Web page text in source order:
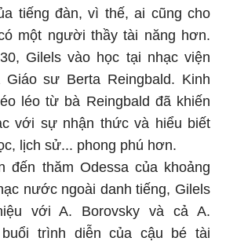
tiếng đàn, vì thế, ai cũng cho
một người thầy tài năng hơn.
Gilels vào học tại nhạc viện
sư Berta Reingbald. Kinh
léo từ bà Reingbald đã khiến
với sự nhận thức và hiểu biết
lịch sử... phong phú hơn.
đến thăm Odessa của khoảng
nước ngoài danh tiếng, Gilels
với A. Borovsky và cả A.
buổi trình diễn của cậu bé tài